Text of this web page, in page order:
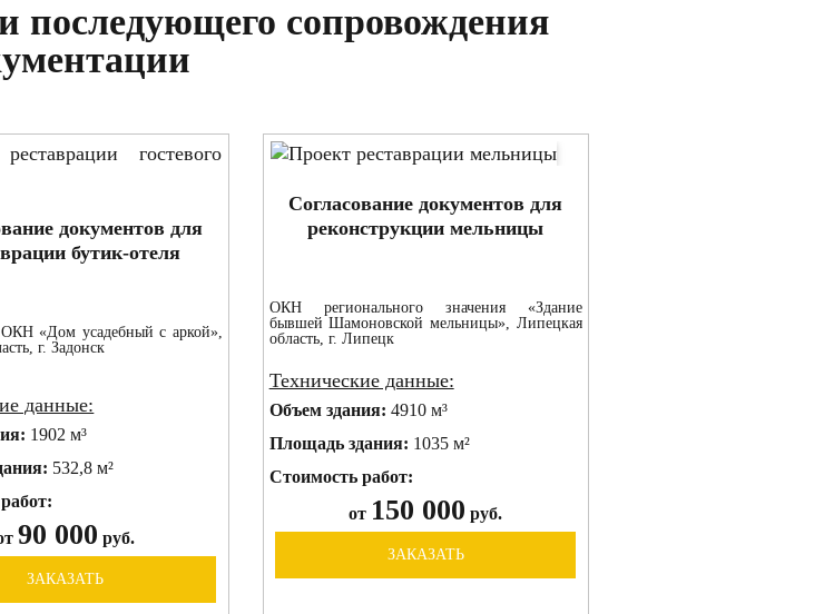
последующего сопровождения
документов для
бутик-отеля
«Дом усадебный с аркой»,
г. Задонск
данные:
1902 м³
532,8 м²
90 000 руб.
ЗАКАЗАТЬ
Согласование документов для
реконструкции мельницы
ОКН регионального значения «Здание
бывшей Шамоновской мельницы», Липецкая
область, г. Липецк
Технические данные:
Объем здания: 4910 м³
Площадь здания: 1035 м²
Стоимость работ:
от 150 000 руб.
ЗАКАЗАТЬ